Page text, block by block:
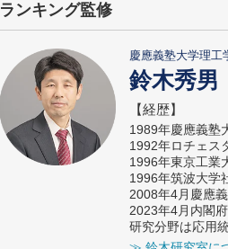
ランキング監修
慶應義塾大学理工
鈴木秀男
【経歴】
1989年慶應義塾
1992年ロチェス
1996年東京工業
1996年筑波大学
2008年4月慶應
2023年4月内閣
研究分野は応用